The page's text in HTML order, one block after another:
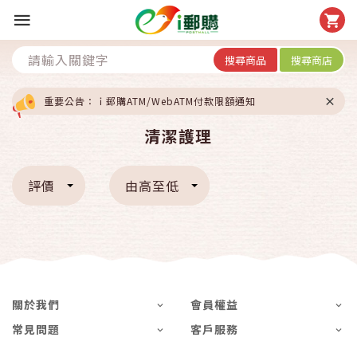
搜尋商品 搜尋商店
重要公告：ｉ郵購ATM/WebATM付款限額通知
清潔護理
評價 由高至低
關於我們
會員權益
常見問題
客戶服務